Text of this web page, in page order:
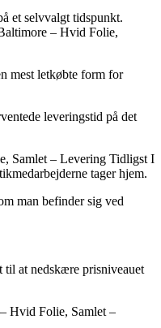
et selvvalgt tidspunkt.
– Hvid Folie,
mest letkøbte form for
leveringstid på det
Samlet – Levering Tidligst I
tager hjem.
man befinder sig ved
til at nedskære prisniveauet
Hvid Folie, Samlet –